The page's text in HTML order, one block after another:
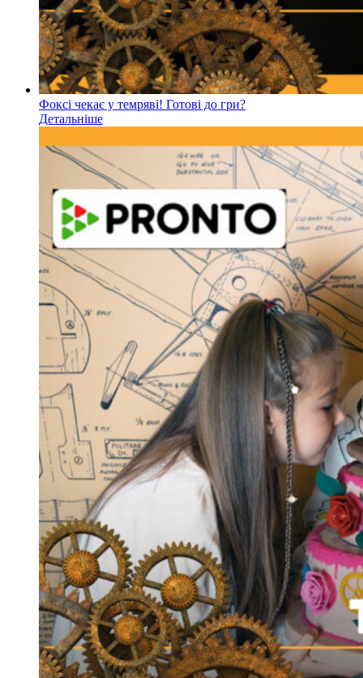
Фоксі чекає у темряві! Готові до гри?
Детальніше